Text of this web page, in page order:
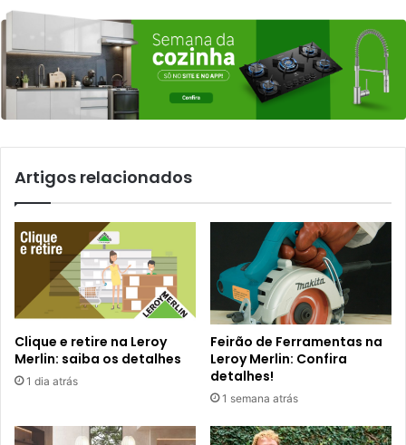
Artigos relacionados
Clique e retire na Leroy
Merlin: saiba os detalhes
1 dia atrás
Feirão de Ferramentas na
Leroy Merlin: Confira
detalhes!
1 semana atrás